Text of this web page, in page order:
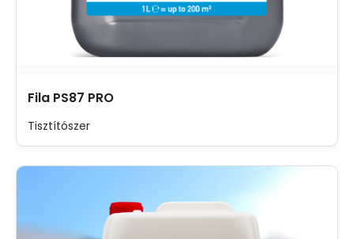
Fila PS87 PRO
Tisztítószer